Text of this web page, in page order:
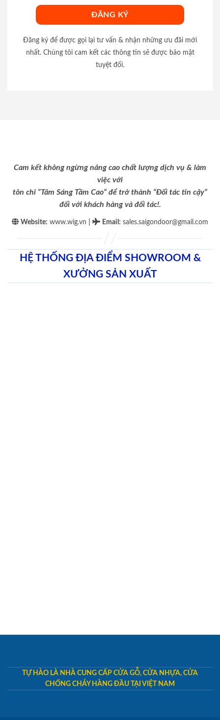
Đăng ký để được gọi lại tư vấn & nhận những ưu đãi mới
nhất. Chúng tôi cam kết các thông tin sẽ được bảo mật
tuyệt đối.
Cam kết không ngừng nâng cao chất lượng dịch vụ & làm
việc với
tôn chỉ “Tâm Sáng Tầm Cao” để trở thành “Đối tác tin cậy”
đối với khách hàng và đối tác!.
Website: www.wig.vn Email : sales.saigondoor@gmail.com
HỆ THỐNG ĐỊA ĐIỂM SHOWROOM &
XƯỞNG SẢN XUẤT
TỰ HÀO LÀ NHÀ CUNG CẤP CỬA GỖ, CỬA NHỰA, CỬA
CHỐNG CHÁY HÀNG ĐẦU TẠI VIỆT NAM